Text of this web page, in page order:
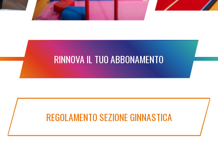
RINNOVA IL TUO ABBONAMENTO
REGOLAMENTO SEZIONE GINNASTICA